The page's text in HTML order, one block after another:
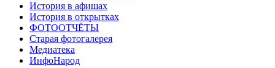
История в афишах
История в открытках
ФОТООТЧЁТЫ
Старая фотогалерея
Медиатека
ИнфоНарод